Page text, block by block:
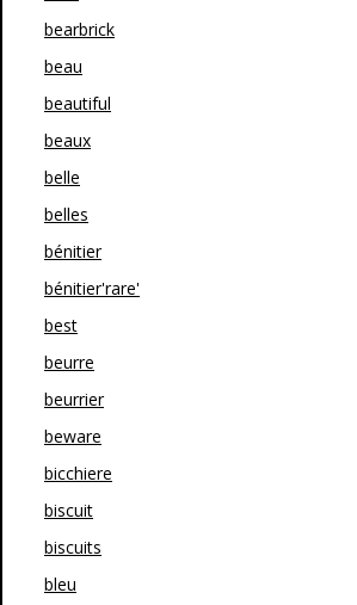
bearbrick
beau
beautiful
beaux
belle
belles
bénitier
bénitier'rare'
best
beurre
beurrier
beware
bicchiere
biscuit
biscuits
bleu